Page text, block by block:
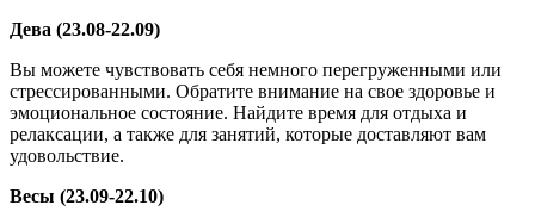
Дева (23.08-22.09)
Вы можете чувствовать себя немного перегруженными или
стрессированными. Обратите внимание на свое здоровье и
эмоциональное состояние. Найдите время для отдыха и
релаксации, а также для занятий, которые доставляют вам
удовольствие.
Весы (23.09-22.10)